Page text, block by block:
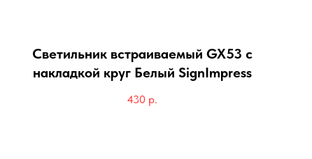
Светильник встраиваемый GX53 с
накладкой круг Белый SignImpress
430 р.